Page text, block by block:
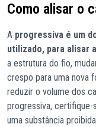
Como alisar o
A progressiva é um
utilizado, para alisar
a estrutura do fio,
crespo para uma nova
reduzir o volume dos
progressiva, certifique-
uma substância